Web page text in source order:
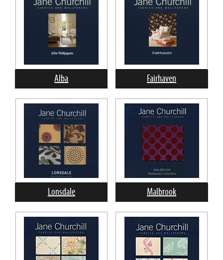
Alba Fairhaven
Lonsdale Malbrook